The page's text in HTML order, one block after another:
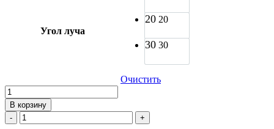
Угол луча
20 20
30 30
Очистить
Количество
товара
Облачная
серия.
В корзину
-
+